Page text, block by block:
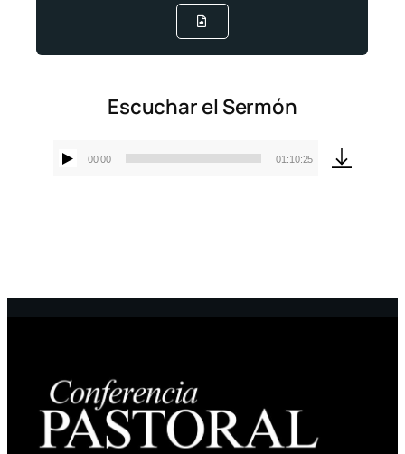
Escuchar el Sermón
Reproductor
00:00 01:10:25